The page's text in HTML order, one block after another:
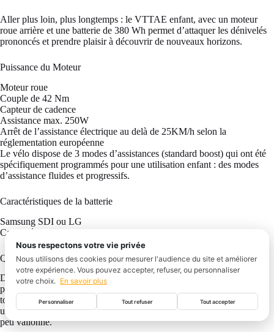
Aller plus loin, plus longtemps : le VTTAE enfant, avec un moteur
roue arrière et une batterie de 380 Wh permet d’attaquer les dénivelés
prononcés et prendre plaisir à découvrir de nouveaux horizons.
Puissance du Moteur
Moteur roue
Couple de 42 Nm
Capteur de cadence
Assistance max. 250W
Arrêt de l’assistance électrique au delà de 25KM/h selon la
réglementation européenne
Le vélo dispose de 3 modes d’assistances (standard boost) qui ont été
spécifiquement programmés pour une utilisation enfant : des modes
d’assistance fluides et progressifs.
Caractéristiques de la batterie
Samsung SDI ou LG
Capacité: 380 Wh
Quelle est l’autonomie de la batterie ?
Différents éléments peuvent jouer sur l’autonomie de la batterie : le
poids de l’utilisateur, le mode d’assistance choisi, le profil du parcours
tout comme la température extérieure. Par exemple en mode éco pour
un utilisateur de 35kg vous pourrez faire jusqu’à 100km sur un terrain
peu vallonné.
Nous respectons votre vie privée
Nous utilisons des cookies pour mesurer l'audience du site et améliorer
votre expérience. Vous pouvez accepter, refuser, ou personnaliser
votre choix. En savoir plus
Personnaliser Tout refuser Tout accepter